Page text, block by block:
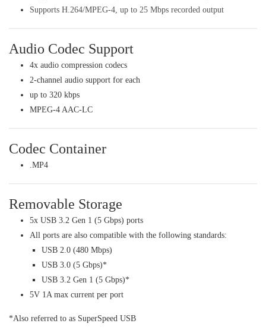
Supports H.264/MPEG-4, up to 25 Mbps recorded output
Audio Codec Support
4x audio compression codecs
2-channel audio support for each
up to 320 kbps
MPEG-4 AAC-LC
Codec Container
.MP4
Removable Storage
5x USB 3.2 Gen 1 (5 Gbps) ports
All ports are also compatible with the following standards:
USB 2.0 (480 Mbps)
USB 3.0 (5 Gbps)*
USB 3.2 Gen 1 (5 Gbps)*
5V 1A max current per port
*Also referred to as SuperSpeed USB